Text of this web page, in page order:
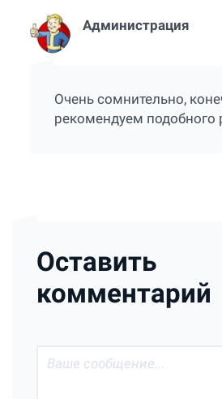
Администрация
Очень сомнительно,
рекомендуем подобного
Оставить
комментарий